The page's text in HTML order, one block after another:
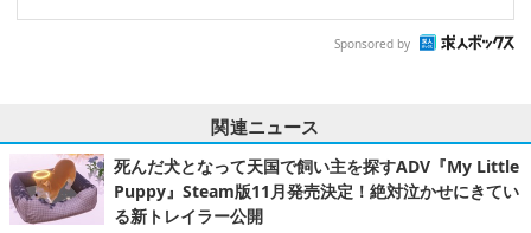
Sponsored by
関連ニュース
死んだ犬となって天国で飼い主を探すADV『My Little
Puppy』Steam版11月発売決定！絶対泣かせにきてい
る新トレイラー公開